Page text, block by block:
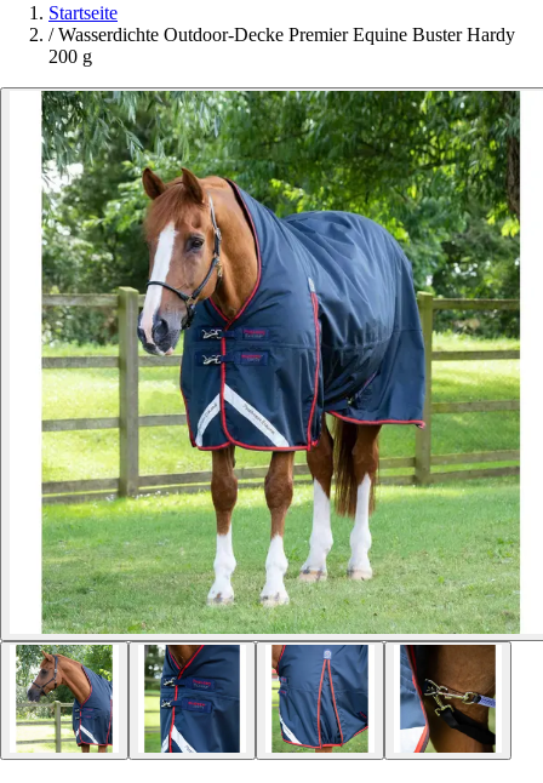
Startseite
/ Wasserdichte Outdoor-Decke Premier Equine Buster Hardy
200 g